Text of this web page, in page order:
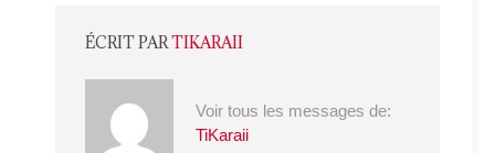
ÉCRIT PARTIKARAII
Voir tous les messages de:
TiKaraii